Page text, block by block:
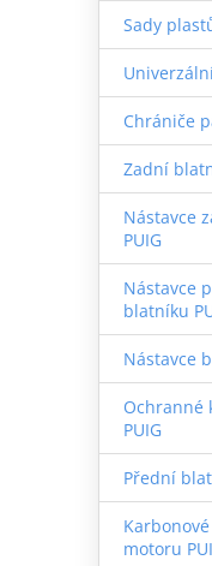
Sady
Chrániče
Zadní
Nástavce
PUIG
Nástavce
blatníku
Nástavce
Ochranné
PUIG
Přední
motoru